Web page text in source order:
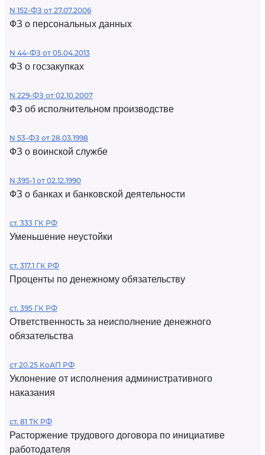
N 152-ФЗ от 27.07.2006
ФЗ о персональных данных
N 44-ФЗ от 05.04.2013
ФЗ о госзакупках
N 229-ФЗ от 02.10.2007
ФЗ об исполнительном производстве
N 53-ФЗ от 28.03.1998
ФЗ о воинской службе
N 395-1 от 02.12.1990
ФЗ о банках и банковской деятельности
ст. 333 ГК РФ
Уменьшение неустойки
ст. 317.1 ГК РФ
Проценты по денежному обязательству
ст. 395 ГК РФ
Ответственность за неисполнение денежного
обязательства
ст 20.25 КоАП РФ
Уклонение от исполнения административного
наказания
ст. 81 ТК РФ
Расторжение трудового договора по инициативе
работодателя